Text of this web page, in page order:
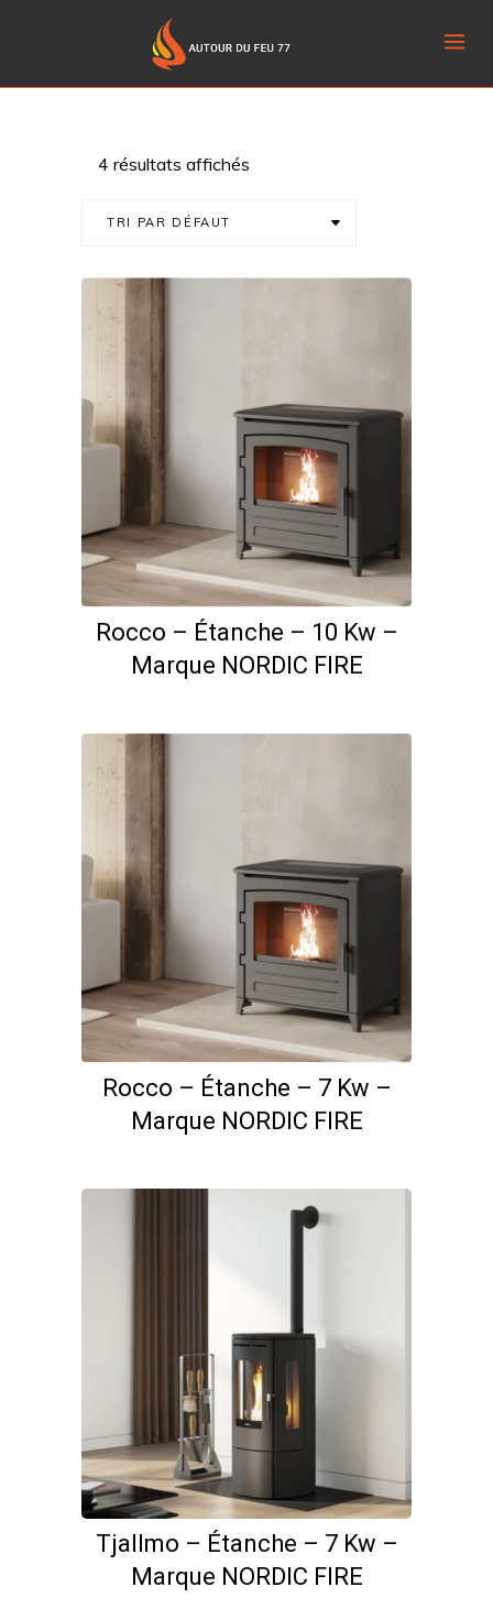
4 résultats affichés
TRI PAR DÉFAUT
Rocco – Étanche – 10 Kw –
Marque NORDIC FIRE
Rocco – Étanche – 7 Kw –
Marque NORDIC FIRE
Tjallmo – Étanche – 7 Kw –
Marque NORDIC FIRE